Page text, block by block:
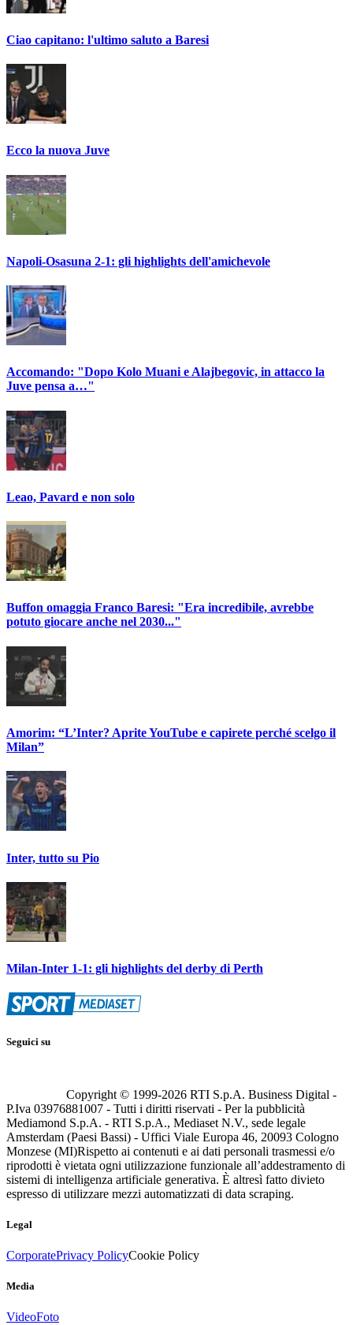
Ciao capitano: l'ultimo saluto a Baresi
Ecco la nuova Juve
Napoli-Osasuna 2-1: gli highlights dell'amichevole
Accomando: "Dopo Kolo Muani e Alajbegovic, in attacco la
Juve pensa a…"
Leao, Pavard e non solo
Buffon omaggia Franco Baresi: "Era incredibile, avrebbe
potuto giocare anche nel 2030..."
Amorim: “L’Inter? Aprite YouTube e capirete perché scelgo il
Milan”
Inter, tutto su Pio
Milan-Inter 1-1: gli highlights del derby di Perth
Seguici su
Copyright © 1999-2026 RTI S.p.A. Business Digital -
P.Iva 03976881007 - Tutti i diritti riservati - Per la pubblicità
Mediamond S.p.A. - RTI S.p.A., Mediaset N.V., sede legale
Amsterdam (Paesi Bassi) - Uffici Viale Europa 46, 20093 Cologno
Monzese (MI)Rispetto ai contenuti e ai dati personali trasmessi e/o
riprodotti è vietata ogni utilizzazione funzionale all’addestramento di
sistemi di intelligenza artificiale generativa. È altresì fatto divieto
espresso di utilizzare mezzi automatizzati di data scraping.
Legal
CorporatePrivacy PolicyCookie Policy
Media
VideoFoto